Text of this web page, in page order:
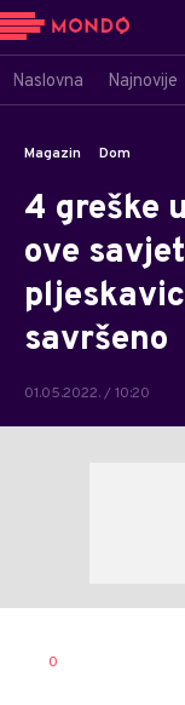
Naslovna Najnovije
Magazin Dom
4 greške
ove
savršeno
01.05.2022. / 10:20
AUTOR
0